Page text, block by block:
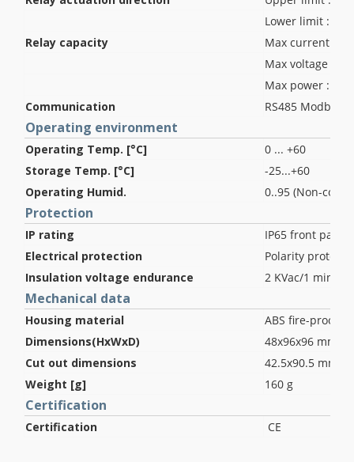
Lower limit : LO
Relay capacity
Max current : 6A
Max voltage :
Max power :
Communication
RS485 Modbus
Operating environment
Operating Temp. [°C]
0 ... +60
Storage Temp. [°C]
-25...+60
Operating Humid.
0..95 (Non-
Protection
IP rating
IP65 front panel
Electrical protection
Polarity
Insulation voltage endurance
2 KVac/1 min
Mechanical data
Housing material
ABS fire-proof
Dimensions(HxWxD)
48x96x96 mm
Cut out dimensions
42.5x90.5
Weight [g]
160 g
Certification
Certification CE